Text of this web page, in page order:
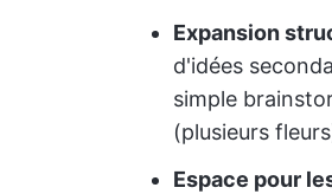
Expansion
d'idées
simple
(plusieurs
Espace pour